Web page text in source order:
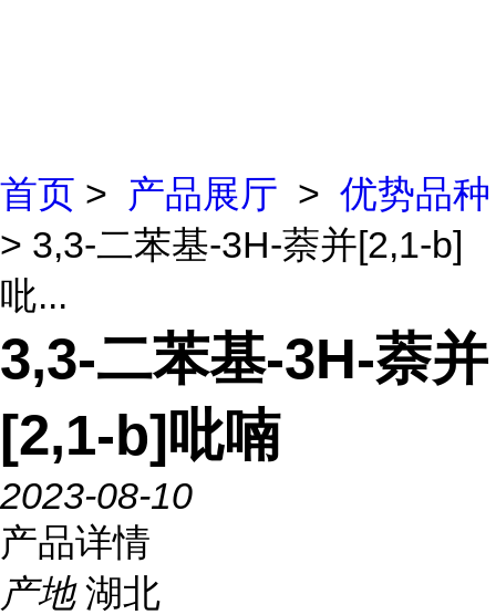
首页 > 产品展厅 > 优势品种
> 3,3-二苯基-3H-萘并[2,1-b]
吡...
3,3-二苯基-3H-萘并
[2,1-b]吡喃
2023-08-10
产品详情
产地 湖北